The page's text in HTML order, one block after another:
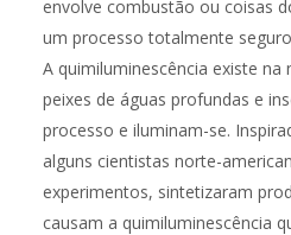
envolve combustão ou coisas
um processo totalmente
A quimiluminescência existe na
peixes de águas profundas e
processo e iluminam-se.
alguns cientistas norte-
experimentos, sintetizaram
causam a quimiluminescência